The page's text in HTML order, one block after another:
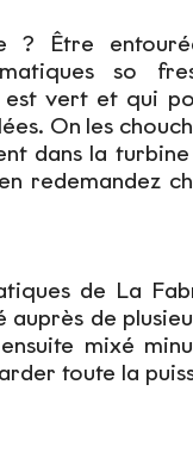
? Être
so
vert et qui
On les
dans la
redemandez
de La
de
mixé
toute la